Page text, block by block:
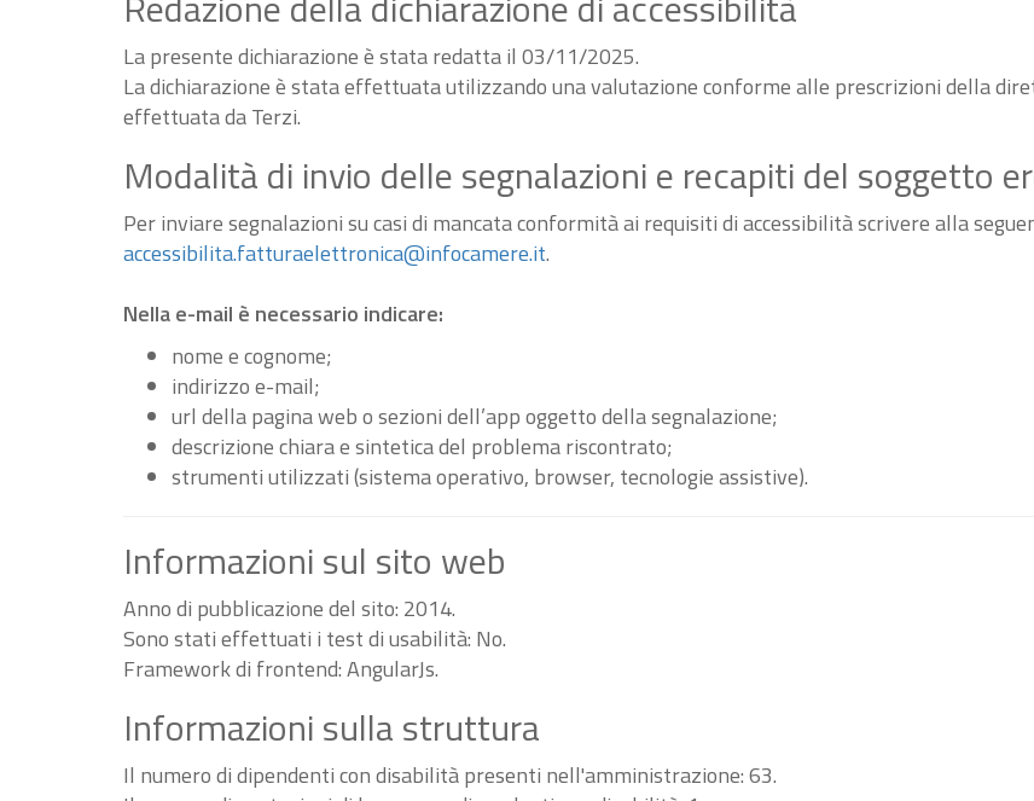
La presente dichiarazione è stata redatta il 03/11/2025.
La dichiarazione è stata effettuata utilizzando una valutazione conforme alle prescrizioni della
effettuata da Terzi.
Modalità di invio delle segnalazioni e recapiti del soggetto
Per inviare segnalazioni su casi di mancata conformità ai requisiti di accessibilità scrivere alla
accessibilita.fatturaelettronica@infocamere.it.
Nella e-mail è necessario indicare:
nome e cognome;
indirizzo e-mail;
url della pagina web o sezioni dell’app oggetto della segnalazione;
descrizione chiara e sintetica del problema riscontrato;
strumenti utilizzati (sistema operativo, browser, tecnologie assistive).
Informazioni sul sito web
Anno di pubblicazione del sito: 2014.
Sono stati effettuati i test di usabilità: No.
Framework di frontend: AngularJs.
Informazioni sulla struttura
Il numero di dipendenti con disabilità presenti nell'amministrazione: 63.